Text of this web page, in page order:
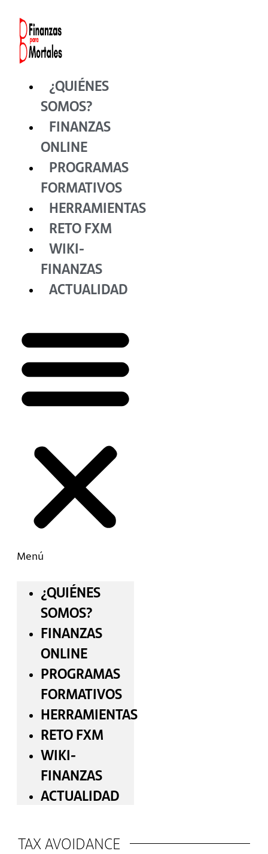
contenido
¿QUIÉNES
SOMOS?
FINANZAS
ONLINE
PROGRAMAS
FORMATIVOS
HERRAMIENTAS
RETO FXM
WIKI-
FINANZAS
ACTUALIDAD
Menú
¿QUIÉNES
SOMOS?
FINANZAS
ONLINE
PROGRAMAS
FORMATIVOS
HERRAMIENTAS
RETO FXM
WIKI-
FINANZAS
ACTUALIDAD
TAX AVOIDANCE